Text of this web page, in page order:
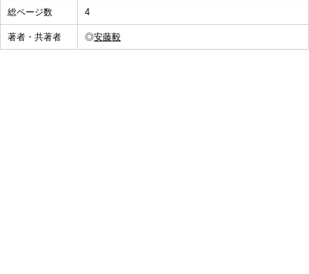
総ページ数 4
著者・共著者 ◎安藤毅